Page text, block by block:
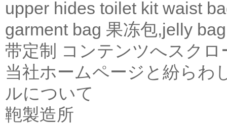
upper hides toilet kit waist
garment bag 果冻包,jelly bag
带定制
コンテンツへスクロ
当社ホームページと紛らわ
ルについて
鞄製造所